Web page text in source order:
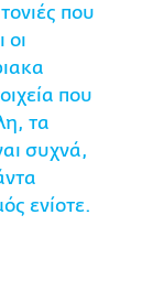
που
οι
που
τα
συχνά,
ενίοτε.